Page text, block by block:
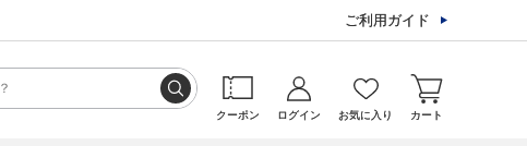
ご利用ガイド
クーポン ログイン お気に入り カート